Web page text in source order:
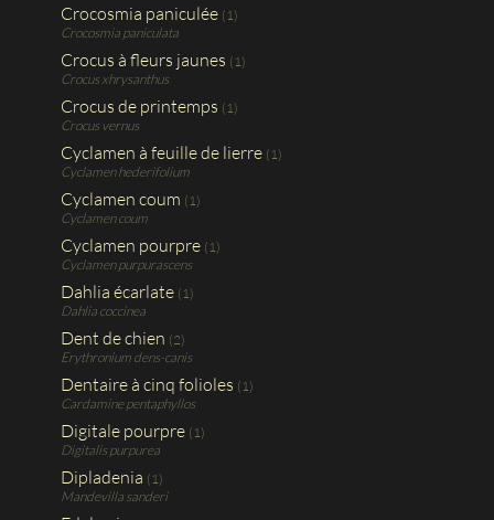
Crocosmia paniculée (1)
Crocosmia paniculata
Crocus à fleurs jaunes (1)
Crocus xhrysanthus
Crocus de printemps (1)
Crocus vernus
Cyclamen à feuille de lierre (1)
Cyclamen hederifolium
Cyclamen coum (1)
Cyclamen coum
Cyclamen pourpre (1)
Cyclamen purpurascens
Dahlia écarlate (1)
Dahlia coccinea
Dent de chien (2)
Erythronium dens-canis
Dentaire à cinq folioles (1)
Cardamine pentaphyllos
Digitale pourpre (1)
Digitalis purpurea
Dipladenia (1)
Mandevilla sanderi